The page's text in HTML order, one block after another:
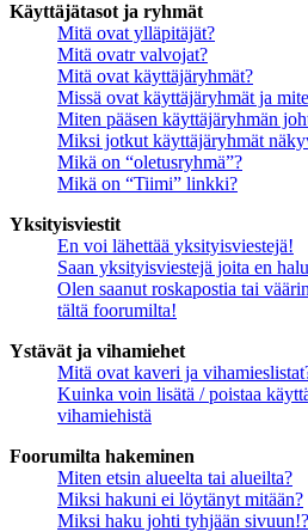
Käyttäjätasot ja ryhmät
Mitä ovat ylläpitäjät?
Mitä ovatr valvojat?
Mitä ovat käyttäjäryhmät?
Missä ovat käyttäjäryhmät ja
Miten pääsen käyttäjäryhmän
Miksi jotkut käyttäjäryhmät
Mikä on “oletusryhmä”?
Mikä on “Tiimi” linkki?
Yksityisviestit
En voi lähettää yksityisviestejä!
Saan yksityisviestejä joita en
Olen saanut roskapostia tai
tältä foorumilta!
Ystävät ja vihamiehet
Mitä ovat kaveri ja
Kuinka voin lisätä / poistaa
vihamiehistä
Foorumilta hakeminen
Miten etsin alueelta tai alueilta?
Miksi hakuni ei löytänyt mitään?
Miksi haku johti tyhjään sivuun!?